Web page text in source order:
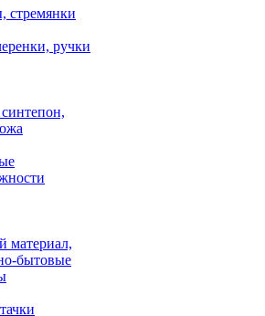
стремянки
ручки
материал,
бытовые